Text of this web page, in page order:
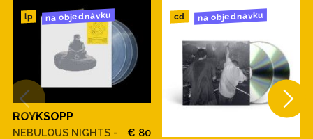
lp na objednávku
ROYKSOPP
NEBULOUS NIGHTS -
€ 80
cd na objednávku